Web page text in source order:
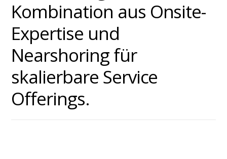
Kombination aus Onsite-
Expertise und
Nearshoring für
skalierbare Service
Offerings.